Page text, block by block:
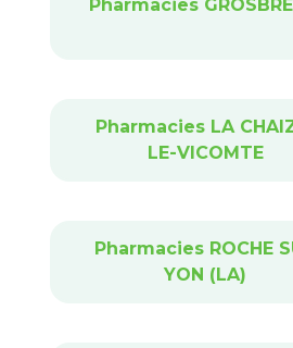
Pharmacies
Pharmacies LA
LE-VICOMTE
Pharmacies ROCHE
YON (LA)